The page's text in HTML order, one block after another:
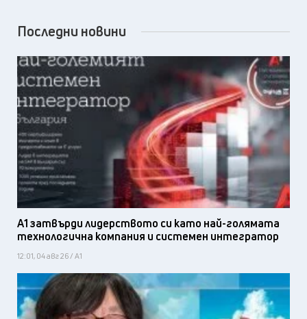
Последни новини
А1 затвърди лидерството си като най-голямата
технологична компания и системен интегратор
12:01, 04 авг 26 / А1